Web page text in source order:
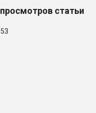
статьи